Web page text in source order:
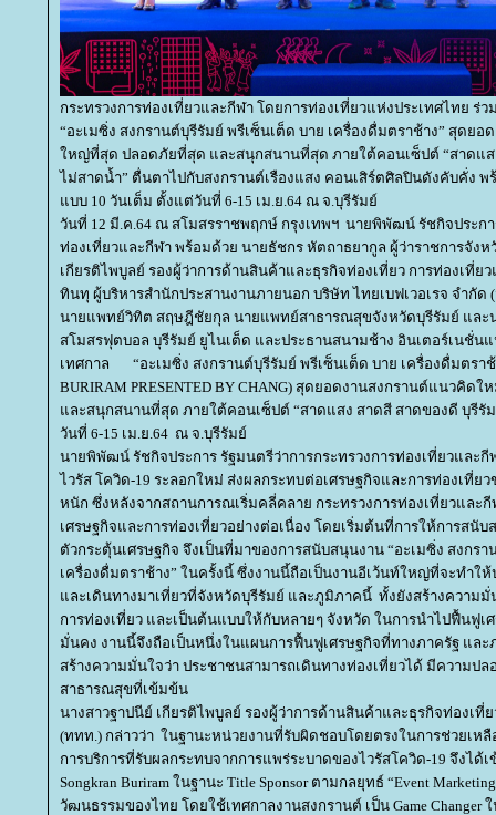
กระทรวงการท่องเที่ยวและกีฬา โดยการท่องเที่ยวแห่งประเทศไทย ร่
“อะเมซิ่ง สงกรานต์บุรีรัมย์ พรีเซ็นเต็ด บาย เครื่องดื่มตราช้าง” สุดย
หญ่ที่สุด ปลอดภัยที่สุด และสนุกสนานที่สุด ภายใต้คอนเซ็ปต์ “สาดแส
ไม่สาดน้ำ” ตื่นตาไปกับสงกรานต์เรืองแสง คอนเสิร์ตศิลปินดังคับคั่ง
บบ 10 วันเต็ม ตั้งแต่วันที่ 6-15 เม.ย.64 ณ จ.บุรีรัมย์
วันที่ 12 มี.ค.64 ณ สโมสรราชพฤกษ์ กรุงเทพฯ นายพิพัฒน์ รัชกิจประกา
ท่องเที่ยวและกีฬา พร้อมด้วย นายธัชกร หัตถาธยากูล ผู้ว่าราชการจัง
เกียรติไพบูลย์ รองผู้ว่าการด้านสินค้าและธุรกิจท่องเที่ยว การท่องเที่ย
ทินทุ ผู้บริหารสำนักประสานงานภายนอก บริษัท ไทยเบฟเวอเรจ จำกัด
นายแพทย์วิทิต สฤษฎีชัยกุล นายแพทย์สาธารณสุขจังหวัดบุรีรัมย์ และ
สโมสรฟุตบอล บุรีรัมย์ ยูไนเต็ด และประธานสนามช้าง อินเตอร์เนชั่น
เทศกาล “อะเมซิ่ง สงกรานต์บุรีรัมย์ พรีเซ็นเต็ด บาย เครื่องดื่มตราช้า
BURIRAM PRESENTED BY CHANG) สุดยอดงานสงกรานต์แนวคิ
ละสนุกสนานที่สุด ภายใต้คอนเซ็ปต์ “สาดแสง สาดสี สาดของดี บุรีรั
วันที่ 6-15 เม.ย.64 ณ จ.บุรีรัมย์
นายพิพัฒน์ รัชกิจประการ รัฐมนตรีว่าการกระทรวงการท่องเที่ยวและกี
ไวรัส โควิด-19 ระลอกใหม่ ส่งผลกระทบต่อเศรษฐกิจและการท่องเที่ย
หนัก ซึ่งหลังจากสถานการณเริ่มคลี่คลาย กระทรวงการท่องเที่ยวและ
เศรษฐกิจและการท่องเที่ยวอย่างต่อเนื่อง โดยเริ่มต้นที่การให้การสนั
ตัวกระตุ้นเศรษฐกิจ จึงเป็นที่มาของการสนับสนุนงาน “อะเมซิ่ง สงกร
เครื่องดื่มตราช้าง” ในครั้งนี้ ซึ่งงานนี้ถือเป็นงานอีเว้นท์ใหญ่ที่จะทำ
ละเดินทางมาเที่ยวที่จังหวัดบุรีรัมย์ และภูมิภาคนี้ ทั้งยังสร้างความ
การท่องเที่ยว และเป็นต้นแบบให้กับหลายๆ จังหวัด ในการนำไปฟื้นฟูเ
มั่นคง งานนี้จึงถือเป็นหนึ่งในแผนการฟื้นฟูเศรษฐกิจที่ทางภาครัฐ แล
สร้างความมั่นใจว่า ประชาชนสามารถเดินทางท่องเที่ยวได้ มีความป
สาธารณสุขที่เข้มข้น
นางสาวฐาปนีย์ เกียรติไพบูลย์ รองผู้ว่าการด้านสินค้าและธุรกิจท่องเ
(ททท.) กล่าวว่า ในฐานะหน่วยงานที่รับผิดชอบโดยตรงในการช่วยเหลื
การบริการที่รับผลกระทบจากการแพร่ระบาดของไวรัสโควิด-19 จึงได้
Songkran Buriram ในฐานะ Title Sponsor ตามกลยุทธ์ “Event
วัฒนธรรมของไทย โดยใช้เทศกาลงานสงกรานต์ เป็น Game Changer